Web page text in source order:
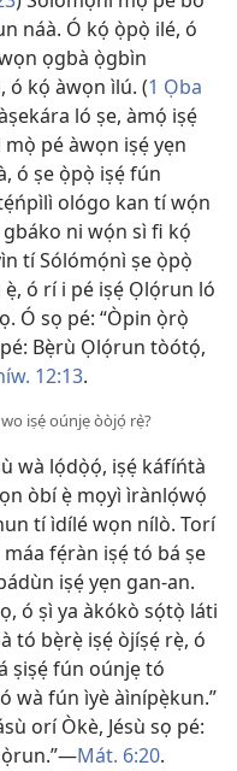
náà. Ó kọ́ ọ̀pọ̀ ilé, ó
ọgbà ọ̀gbìn
ó kọ́ àwọn ìlú. (1 Ọba
ló ṣe, àmọ́ iṣẹ́
pé àwọn iṣẹ́ yẹn
ó ṣe ọ̀pọ̀ iṣẹ́ fún
ológo kan tí wọ́n
ni wọ́n sì fi kọ́
tí Sólómọ́nì ṣe ọ̀pọ̀
ó rí i pé iṣẹ́ Ọlọ́run ló
Ó sọ pé: “Òpin ọ̀rọ̀
Bẹ̀rù Ọlọ́run tòótọ́,
12:13.
iṣẹ́ oúnjẹ òòjọ́ rẹ̀?
wà lọ́dọ̀ọ́, iṣẹ́ káfíńtà
òbí ẹ̀ mọyì ìrànlọ́wọ́
tí ìdílé wọn nílò. Torí
fẹ́ràn iṣẹ́ tó bá ṣe
iṣẹ́ yẹn gan-an.
ó ṣì ya àkókò sọ́tọ̀ láti
tó bẹ̀rẹ̀ iṣẹ́ òjíṣẹ́ rẹ̀, ó
ṣiṣẹ́ fún oúnjẹ tó
wà fún ìyè àìnípẹ̀kun.”
orí Òkè, Jésù sọ pé:
ọ̀run.”​—Mát. 6:20.